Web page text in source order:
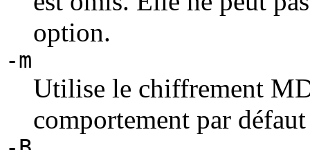
option.
-m
Utilise le chiffrement
comportement par